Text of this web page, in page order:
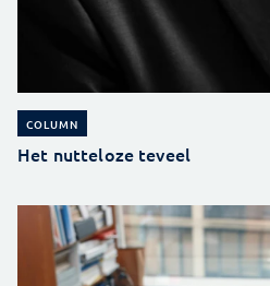
COLUMN
Het nutteloze teveel